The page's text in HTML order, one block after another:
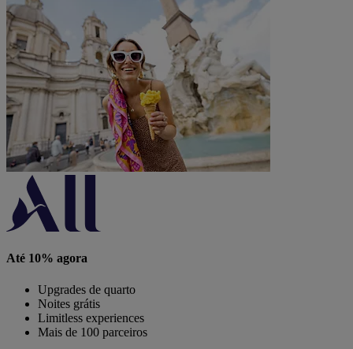
Até 10% agora
Upgrades de quarto
Noites grátis
Limitless experiences
Mais de 100 parceiros